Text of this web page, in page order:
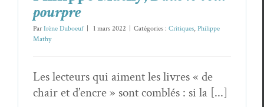
pourpre
ParIrène Duboeuf 1 mars 2022 Catégories : Critiques, Philippe
Mathy
Les lecteurs qui aiment les livres « de
chair et d’encre » sont comblés : si la [...]